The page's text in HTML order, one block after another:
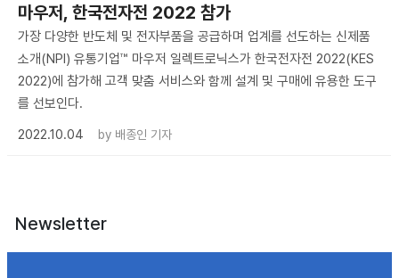
마우저, 한국전자전 2022 참가
가장 다양한 반도체 및 전자부품을 공급하며 업계를 선도하는 신제품
소개(NPI) 유통기업™ 마우저 일렉트로닉스가 한국전자전 2022(KES
2022)에 참가해 고객 맞춤 서비스와 함께 설계 및 구매에 유용한 도구
를 선보인다.
2022.10.04
by 배종인 기자
Newsletter